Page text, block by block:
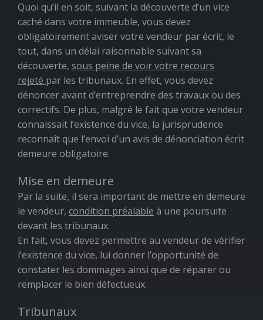
Quoi qu’il en soit, suivant la découverte d’un vice
caché dans votre immeuble, vous devez
obligatoirement aviser votre vendeur par écrit, le
tout, dans un délai raisonnable suivant sa
découverte, sous peine de voir votre recours
rejeté par les tribunaux. En effet, vous devez
dénonceravant d’entreprendre des travaux ou des
correctifs. De plus, malgré le fait que votre vendeur
connaissait l’existence du vice, la jurisprudence
reconnaît que l’envoi d’un avis de dénonciation écrit
demeure obligatoire.
Mise en demeure
Par la suite, il sera important de mettre en demeure
le vendeur, condition préalable à une poursuite
devant les tribunaux.
En fait, vous devez permettre au vendeur de vérifier
l’existence du vice, lui donner l’opportunité de
constater les dommages ainsi que de réparer ou
remplacer le bien défectueux.
Tribunaux